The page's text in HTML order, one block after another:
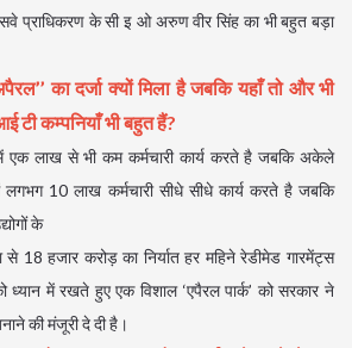
प्राधिकरण के सी इ ओ अरुण वीर सिंह का भी बहुत बड़ा
का दर्जा क्यों मिला है जबकि यहाँ तो और भी
टी कम्पनियाँ भी बहुत हैं?
एक लाख से भी कम कर्मचारी कार्य करते है जबकि अकेले
10 लाख कर्मचारी सीधे सीधे कार्य करते है जबकि
के
18 हजार करोड़ का निर्यात हर महिने रेडीमेड गारमेंट्स
ध्यान में रखते हुए एक विशाल ‘एपैरल पार्क’ को सरकार ने
की मंजूरी दे दी है।